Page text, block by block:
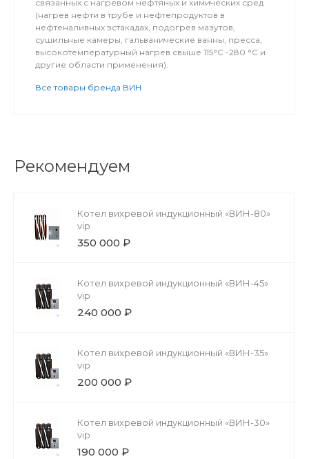
связанных с нагревом нефтяных и химических сред
(нагрев нефти в трубе и нефтепродуктов в
нефтеналивных эстакадах, подогрев мазутов,
сушильные камеры, гальванические ванны, пресса,
высокотемпературный нагрев свыше 115°С -280 °С и
другие области применения).
Все товары бренда ВИН
Рекомендуем
Котел вихревой индукционный «ВИН-80»
vip
350 000 ₽
Котел вихревой индукционный «ВИН-45»
vip
240 000 ₽
Котел вихревой индукционный «ВИН-35»
vip
200 000 ₽
Котел вихревой индукционный «ВИН-30»
vip
190 000 ₽